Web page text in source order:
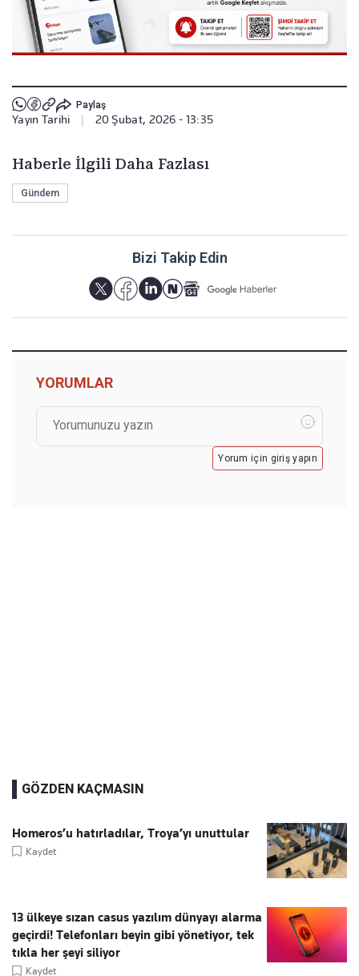
Paylaş
Yayın Tarihi 20 Şubat, 2026 - 13:35
Haberle İlgili Daha Fazlası
Gündem
Bizi Takip Edin
YORUMLAR
Yorum için giriş yapın
GÖZDEN KAÇMASIN
Homeros’u hatırladılar, Troya’yı unuttular
Kaydet
13 ülkeye sızan casus yazılım dünyayı alarma
geçirdi! Telefonları beyin gibi yönetiyor, tek
tıkla her şeyi siliyor
Kaydet